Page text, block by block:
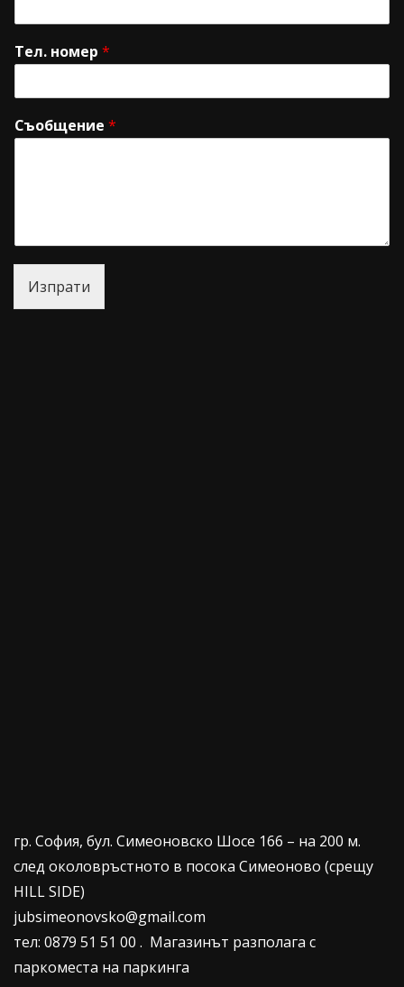
Тел. номер *
Съобщение *
Изпрати
гр. София, бул. Симеоновско Шосе 166 – на 200 м.
след околовръстното в посока Симеоново (срещу
HILL SIDE)
jubsimeonovsko@gmail.com
тел: 0879 51 51 00 . Магазинът разполага с
паркоместа на паркинга